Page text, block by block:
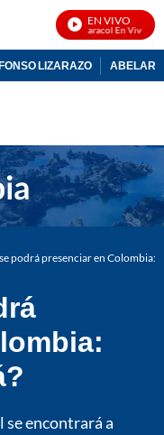
EN VIVO
Noticias Caracol En Vivo
LIZARAZO
podrá presenciar en Colombia:
se encontrará a